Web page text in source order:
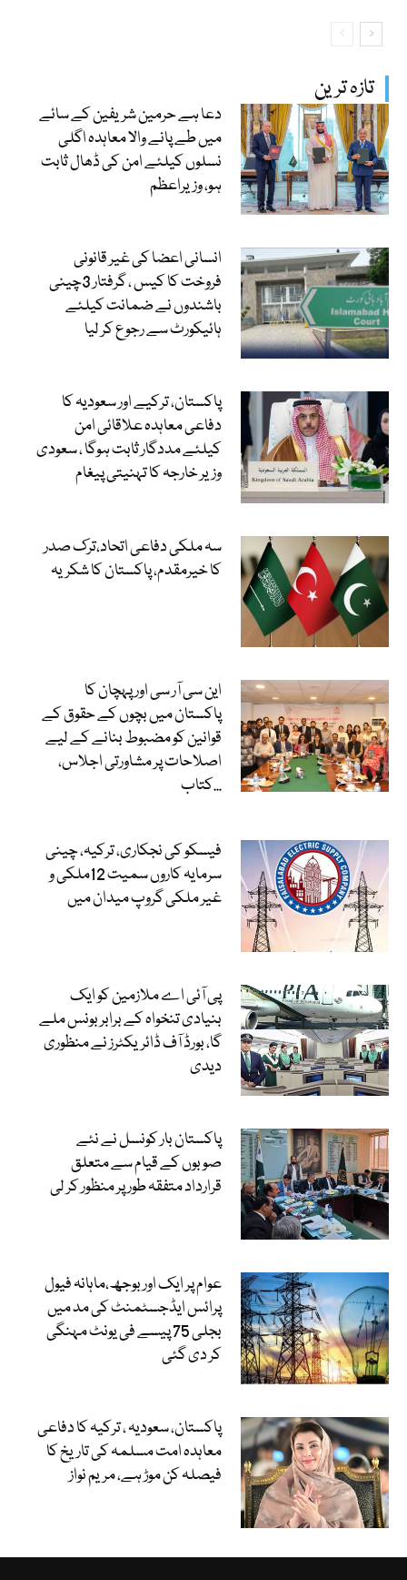
تازہ ترین
دعا ہے حرمین شریفین کے سائے
میں طے پانے والا معاہدہ اگلی
نسلوں کیلئے امن کی ڈھال ثابت
ہو، وزیراعظم
انسانی اعضا کی غیر قانونی
فروخت کا کیس ، گرفتار 3چینی
باشندوں نے ضمانت کیلئے
ہائیکورٹ سے رجوع کر لیا
پاکستان، ترکیے اور سعودیہ کا
دفاعی معاہدہ علاقائی امن
کیلئے مددگار ثابت ہوگا ، سعودی
وزیر خارجہ کا تہنیتی پیغام
سہ ملکی دفاعی اتحاد،ترک صدر
کا خیرمقدم، پاکستان کا شکریہ
این سی آر سی اور پہچان کا
پاکستان میں بچوں کے حقوق کے
قوانین کو مضبوط بنانے کے لیے
اصلاحات پر مشاورتی اجلاس،
کتاب...
فیسکو کی نجکاری، ترکیہ، چینی
سرمایہ کاروں سمیت 12ملکی و
غیر ملکی گروپ میدان میں
پی آئی اے ملازمین کو ایک
بنیادی تنخواہ کے برابر بونس ملے
گا، بورڈ آف ڈائریکٹرز نے منظوری
دیدی
پاکستان بار کونسل نے نئے
صوبوں کے قیام سے متعلق
قرارداد متفقہ طور پر منظور کر لی
عوام پر ایک اور بوجھ،ماہانہ فیول
پرائس ایڈجسٹمنٹ کی مد میں
بجلی 75 پیسے فی یونٹ مہنگی
کر دی گئی
پاکستان، سعودیہ ، ترکیہ کا دفاعی
معاہدہ امت مسلمہ کی تاریخ کا
فیصلہ کن موڑ ہے، مریم نواز